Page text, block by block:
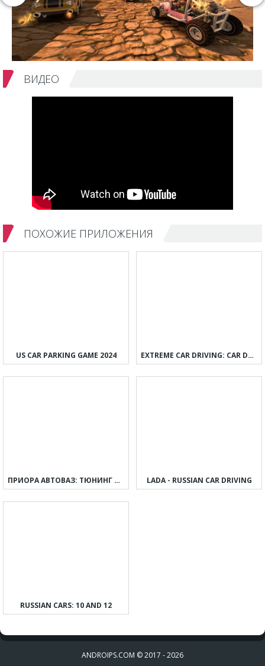
ВИДЕО
ПОХОЖИЕ ПРИЛОЖЕНИЯ
US CAR PARKING GAME 2024 EXTREME CAR DRIVING: CAR DRIFT
ПРИОРА АВТОВАЗ: ТЮНИНГ И ДРИФТ LADA - RUSSIAN CAR DRIVING
RUSSIAN CARS: 10 AND 12
ANDROIPS.COM © 2017 - 2026